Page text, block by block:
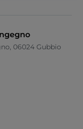
06024 Gubbio